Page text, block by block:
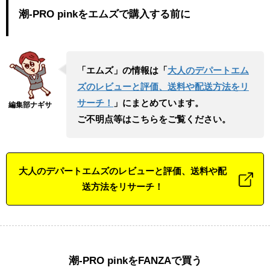
潮-PRO pinkをエムズで購入する前に
「エムズ」の情報は「大人のデパートエム
ズのレビューと評価、送料や配送方法をリ
サーチ！
」にまとめています。
ご不明点等はこちらをご覧ください。
大人のデパートエムズのレビューと評価、送料や配
送方法をリサーチ！
潮-PRO pinkをFANZAで買う